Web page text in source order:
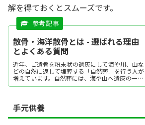
解を得ておくとスムーズです。
散骨・海洋散骨とは - 選ばれる理由
とよくある質問
近年、ご遺骨を粉末状の遺灰にして海や川、山な
どの自然に返して埋葬する「自然葬」を行う人が
増えています。自然葬には、海や山へ遺灰の一部
を撒く「散骨」や、墓標として墓石の代わりに樹
手元供養